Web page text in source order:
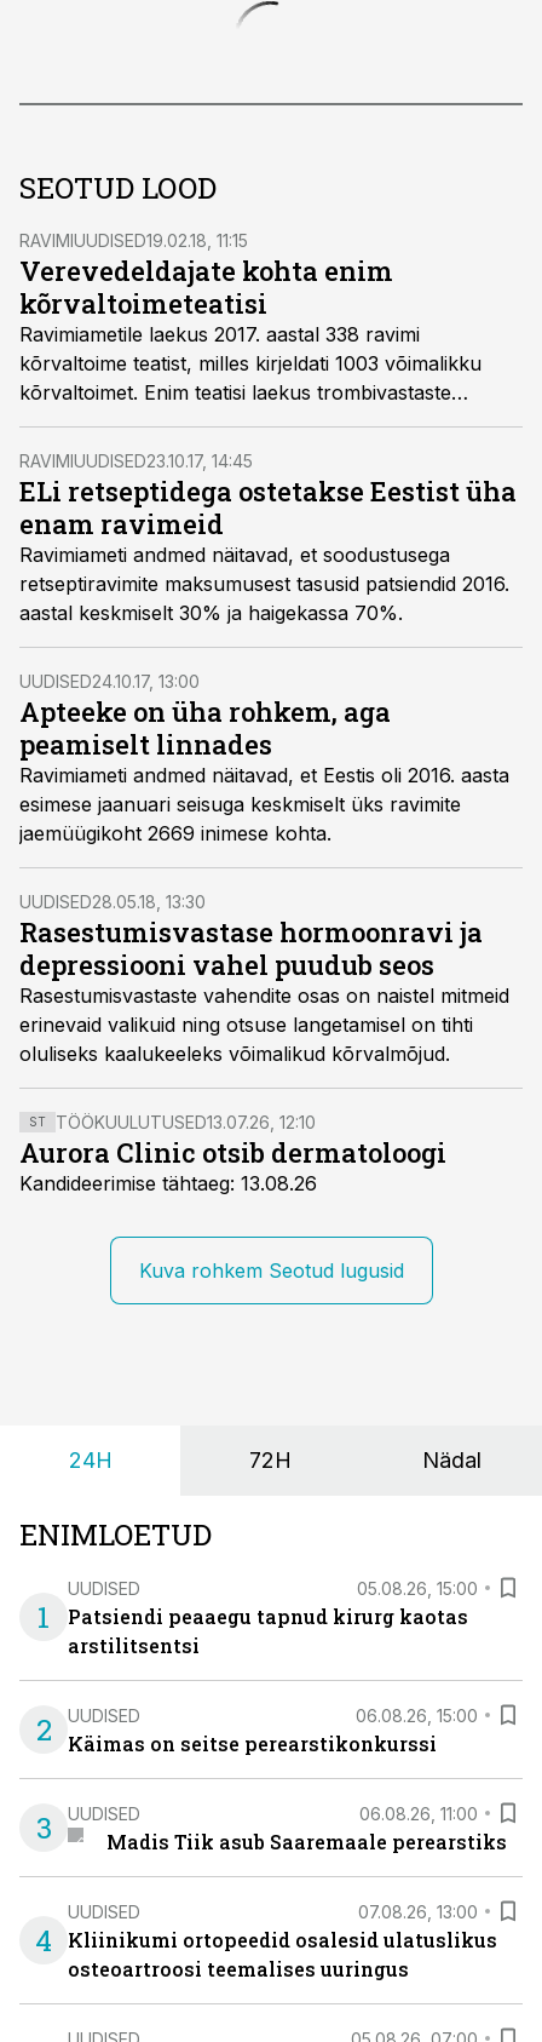
SEOTUD LOOD
RAVIMIUUDISED19.02.18, 11:15
Verevedeldajate kohta enim
kõrvaltoimeteatisi
Ravimiametile laekus 2017. aastal 338 ravimi
kõrvaltoime teatist, milles kirjeldati 1003 võimalikku
kõrvaltoimet. Enim teatisi laekus trombivastaste
ravimite kohta.
RAVIMIUUDISED23.10.17, 14:45
ELi retseptidega ostetakse Eestist üha
enam ravimeid
Ravimiameti andmed näitavad, et soodustusega
retseptiravimite maksumusest tasusid patsiendid 2016.
aastal keskmiselt 30% ja haigekassa 70%.
UUDISED24.10.17, 13:00
Apteeke on üha rohkem, aga
peamiselt linnades
Ravimiameti andmed näitavad, et Eestis oli 2016. aasta
esimese jaanuari seisuga keskmiselt üks ravimite
jaemüügikoht 2669 inimese kohta.
UUDISED28.05.18, 13:30
Rasestumisvastase hormoonravi ja
depressiooni vahel puudub seos
Rasestumisvastaste vahendite osas on naistel mitmeid
erinevaid valikuid ning otsuse langetamisel on tihti
oluliseks kaalukeeleks võimalikud kõrvalmõjud.
ST TÖÖKUULUTUSED13.07.26, 12:10
Aurora Clinic otsib dermatoloogi
Kandideerimise tähtaeg: 13.08.26
Kuva rohkem Seotud lugusid
24H 72H Nädal
ENIMLOETUD
1
UUDISED 05.08.26, 15:00
Patsiendi peaaegu tapnud kirurg kaotas
arstilitsentsi
2 UUDISED 06.08.26, 15:00
Käimas on seitse perearstikonkurssi
3 UUDISED 06.08.26, 11:00
Madis Tiik asub Saaremaale perearstiks
4
UUDISED 07.08.26, 13:00
Kliinikumi ortopeedid osalesid ulatuslikus
osteoartroosi teemalises uuringus